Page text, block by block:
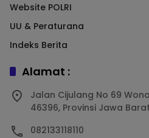
Website POLRI
UU & Peraturana
Indeks Berita
Alamat :
Jalan Cijulang No 69
46396, Provinsi Jawa Barat
082133118110